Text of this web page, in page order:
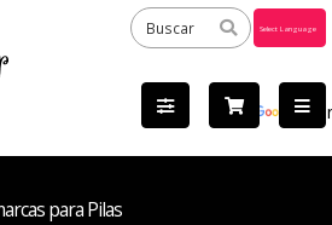
by
para Pilas